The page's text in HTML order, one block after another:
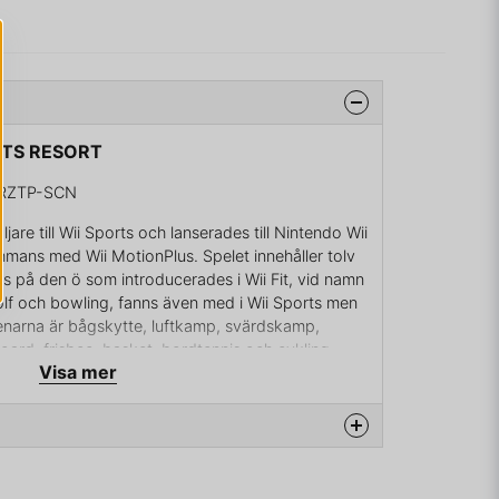
RESORT
SCN
till Wii Sports och lanserades till Nintendo Wii
med Wii MotionPlus. Spelet innehåller tolv
på den ö som introducerades i Wii Fit, vid namn
och bowling, fanns även med i Wii Sports men
är bågskytte, luftkamp, svärdskamp,
frisbee, basket, bordtennis och cykling.
utökar känsligheten i Wii Remote styrs spelen av
Visa mer
produkten...